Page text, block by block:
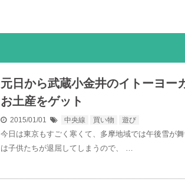
元日から武蔵小金井のイトーヨー
お土産をゲット
2015/01/01 中央線 買い物 遊び
今日は東京もすごく寒くて、多摩地域では午後雪が
は子供たちが退屈してしまうので、 …